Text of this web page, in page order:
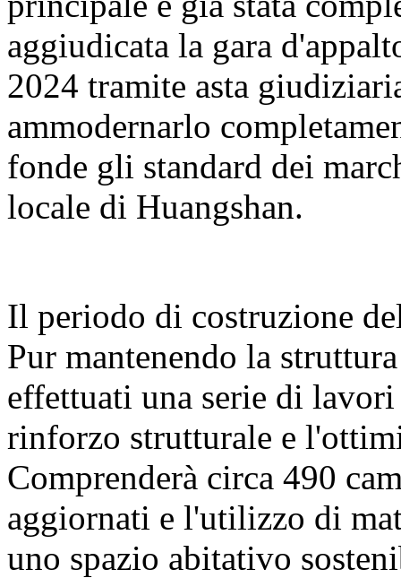
aggiudicata la gara
2024 tramite asta
ammodernarlo
fonde gli standard dei
locale di Huangshan.
Il periodo di costruzione
Pur mantenendo la
effettuati una serie di
rinforzo strutturale e
Comprenderà circa 490
aggiornati e l'utilizzo di
uno spazio abitativo